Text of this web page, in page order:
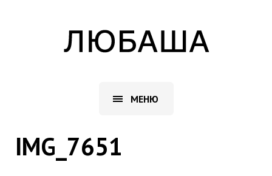
МЕНЮ
IMG_7651